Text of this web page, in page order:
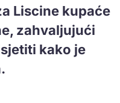
Liscine kupaće
zahvaljujući
kako je